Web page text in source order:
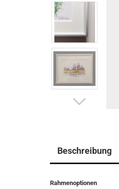
Beschreibung
Rahmenoptionen